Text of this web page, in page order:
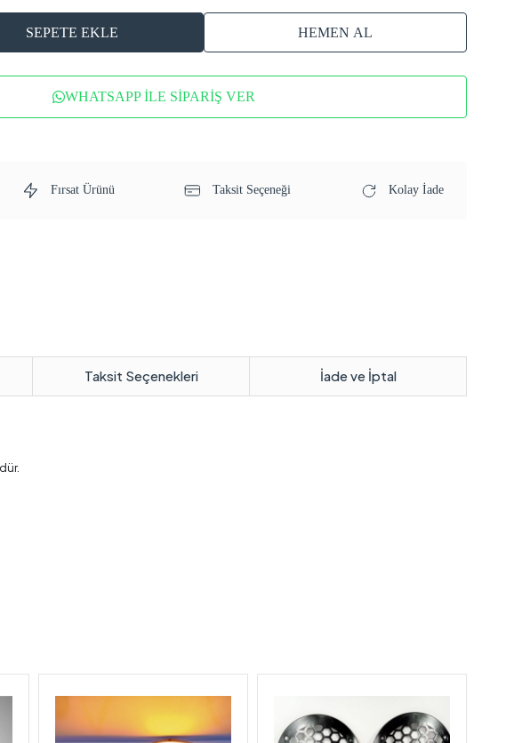
SEPETE EKLE HEMEN AL
WHATSAPP İLE SİPARİŞ VER
Fırsat Ürünü Taksit Seçeneği Kolay İade
Taksit Seçenekleri İade ve İptal